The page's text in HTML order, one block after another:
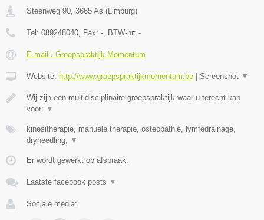
Steenweg 90, 3665 As (Limburg)
Tel: 089248040, Fax: -, BTW-nr: -
E-mail › Groepspraktijk Momentum
Website: http://www.groepspraktijkmomentum.be Screenshot ▼
Wij zijn een multidisciplinaire groepspraktijk waar u terecht kan
voor: ▼
kinesitherapie, manuele therapie, osteopathie, lymfedrainage,
dryneedling, ▼
Er wordt gewerkt op afspraak.
Laatste facebook posts ▼
Sociale media: